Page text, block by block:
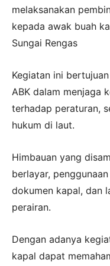
melaksanakan
kepada awak buah
Sungai Rengas
Kegiatan ini
ABK dalam menjaga
terhadap peraturan,
hukum di laut.
Himbauan yang
berlayar,
dokumen kapal, dan
perairan.
Dengan adanya
kapal dapat